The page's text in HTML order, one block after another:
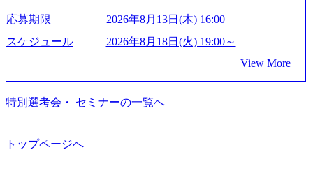
流工程、先端技術を学べる環境 【コンサルファーム経験
者】 ・専門領域に軸足を置きながら、他領域にもチャレン
ジできる環境 ・タイトルアップでのオファー ・現職ファー
ムより高いオファー年収 ・実力主義でプロモーションでき
る（ダブルスキップもあり） ・週に1度のアサインｍｔｇで
こまめに社員のキャリアについて検討してもらえる。結
果、なりたいキャリアを反映できるｐｊにアサインしても
るため、エンジニアの視点からも協業しクライアントへ価
度など】 独身寮：富山事業所の近くに、白風寮と青風寮の2
つの寮があり、以下の入居基準を満たす方が入居可能で
す。 ＜入居基準＞ ・満33歳までの独身者 ・自宅から勤務地
までの通勤総時間が2時間を超えること 住宅手当： 本社の
なるため、入居基準を満たす女性には住宅手当を支給しま
による引っ越し費用は、会社が負担します。 2026年8月18日
業界の情報を集めたい 働くイメージを具体的に知りたい M
&A業界にご興味がある方、転職を少しでもお考えの方はも
ちろん、情報収集をしたい方でも歓迎です。お気軽にご参
加ください。 当日は、質疑応答のお時間もご用意しており
ます。 是非、説明会にてお話できることを楽しみにしてお
ります。 説明会後にアンケート回答をお願いいたします。
オンライン(Google meets)
成⻑を遂げている。 現在コンサルティングファームでは外
資も含めて売上高TOP10にランクインしている。 主力事業
はITコンサルティング。幅広い業界の大企業を中心に、IT
支援している。 他方、インキュベーション事業を手掛けて
いるのも同社の特徴であり、 自社で新規事業開発も手掛け
つつ、複数社への出資～ハンズオン支援も行っている。 (参
ングファームや、Slerなどから優秀層が多数ジョイン。 http
応募期限
2026年8月13日(木) 16:00
スケジュール
2026年8月18日(火) 19:00～
View More
特別選考会・ セミナーの一覧へ
トップページへ